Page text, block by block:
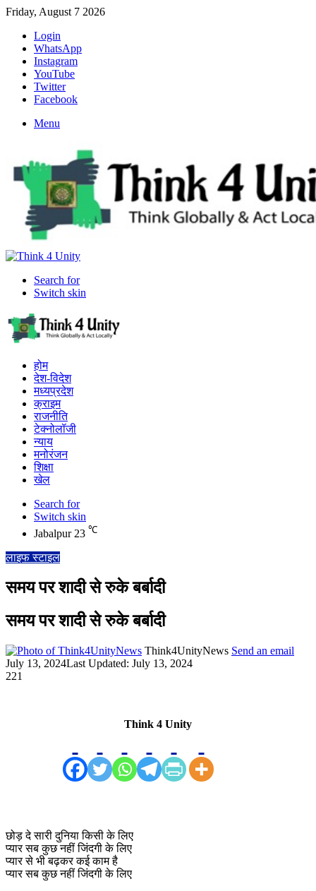
Friday, August 7 2026
Login
WhatsApp
Instagram
YouTube
Twitter
Facebook
Menu
Search for
Switch skin
होम
देश-विदेश
मध्यप्रदेश
क्राइम
राजनीति
टेक्नोलॉजी
न्याय
मनोरंजन
शिक्षा
खेल
Search for
Switch skin
Jabalpur 23 ℃
लाइफ स्टाइल
समय पर शादी से रुके बर्बादी
समय पर शादी से रुके बर्बादी
Think4UnityNews Send an email
July 13, 2024Last Updated: July 13, 2024
221
Think 4 Unity
छोड़ दे सारी दुनिया किसी के लिए
प्यार सब कुछ नहीं जिंदगी के लिए
प्यार से भी बढ़कर कई काम है
प्यार सब कुछ नहीं जिंदगी के लिए